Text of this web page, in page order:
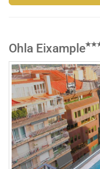
Ohla Eixample